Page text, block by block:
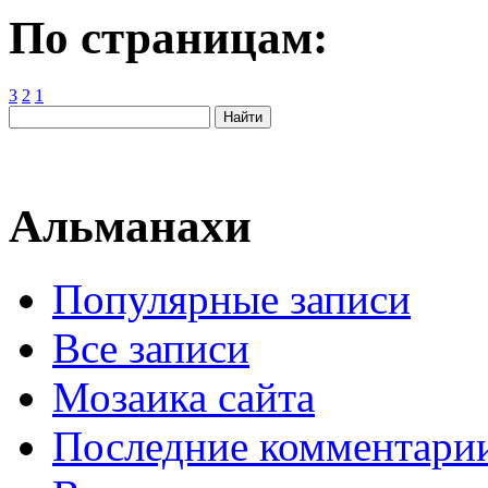
По страницам:
3 2 1
Альманахи
Популярные записи
Все записи
Мозаика сайта
Последние